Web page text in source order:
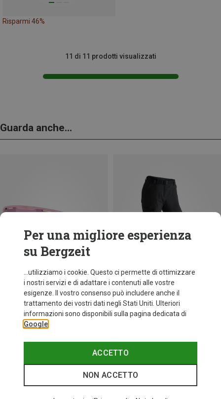
Risparmi 46%
11 di 11 prodotti visualizzati
Guarda anche...
+10
fino a 34%
I più cercati
Per una migliore esperienza
su Bergzeit
...utilizziamo i cookie. Questo ci permette di ottimizzare
i nostri servizi e di adattare i contenuti alle vostre
esigenze. Il vostro consenso può includere anche il
trattamento dei vostri dati negli Stati Uniti. Ulteriori
informazioni sono disponibili sulla pagina dedicata di
Google
ACCETTO
NON ACCETTO